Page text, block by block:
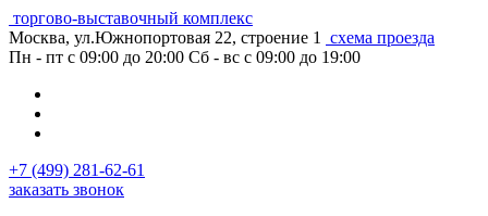
торгово-выставочный комплекс
Москва, ул.Южнопортовая 22, строение 1
схема проезда
Пн - пт с 09:00 до 20:00 Сб - вс с 09:00 до 19:00
+7 (499) 281-62-61
заказать звонок